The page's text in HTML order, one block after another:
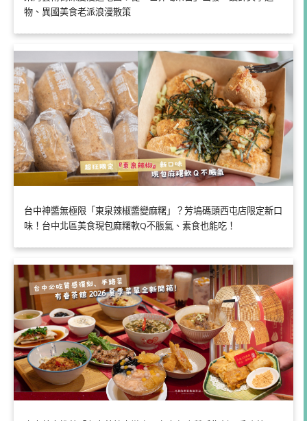
物、異國美食老派浪漫散策
台中神醬無極限「東泉辣椒醬變麻糬」？芳塢碼頭西屯店限定新口
味！台中北區美食現包麻糬軟Q不脹氣、素食也能吃！